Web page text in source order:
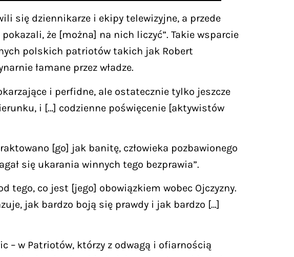
się dziennikarze i ekipy telewizyjne, a przede
że [można] na nich liczyć”. Takie wsparcie
polskich patriotów takich jak Robert
łamane przez władze.
i perfidne, ale ostatecznie tylko jeszcze
i […] codzienne poświęcenie [aktywistów
[go] jak banitę, człowieka pozbawionego
się ukarania winnych tego bezprawia”.
tego, co jest [jego] obowiązkiem wobec Ojczyzny.
jak bardzo boją się prawdy i jak bardzo […]
– w Patriotów, którzy z odwagą i ofiarnością